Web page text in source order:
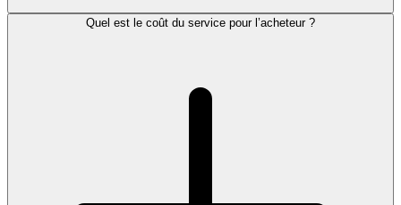
Quel est le coût du service pour l’acheteur ?